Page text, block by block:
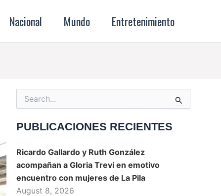
Nacional Mundo Entretenimiento
Search
for:
PUBLICACIONES RECIENTES
Ricardo Gallardo y Ruth González
acompañan a Gloria Trevi en emotivo
encuentro con mujeres de La Pila
August 8, 2026